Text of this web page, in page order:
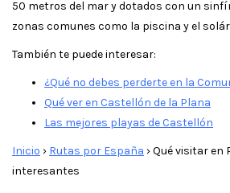
50 metros del mar y dotados con un
zonas comunes como la piscina y el
También te puede interesar:
¿Qué no debes perderte en la
Qué ver en Castellón de la Plana
Las mejores playas de Castellón
Inicio › Rutas por España ›Qué visitar en
interesantes